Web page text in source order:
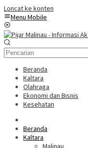
Loncat ke konten
Menu Mobile
Beranda
Kaltara
Olahraga
Ekonomi dan Bisnis
Kesehatan
Beranda
Kaltara
Malinau